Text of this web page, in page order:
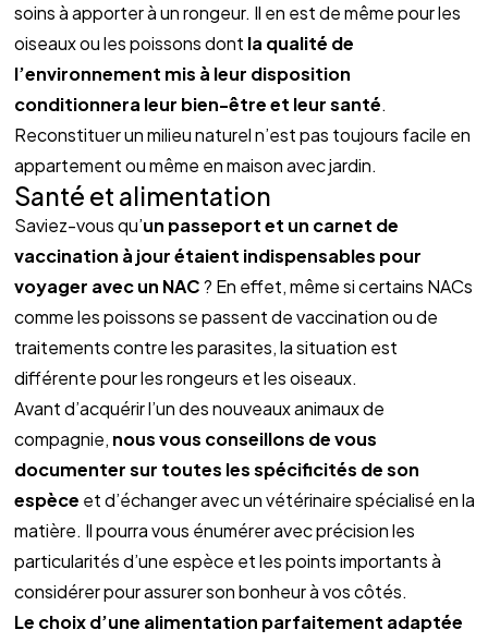
soins à apporter à un rongeur. Il en est de même pour les
oiseaux ou les poissons dont la qualité de
l’environnement mis à leur disposition
conditionnera leur bien-être et leur santé.
Reconstituer un milieu naturel n’est pas toujours facile en
appartement ou même en maison avec jardin.
Santé et alimentation
Saviez-vous qu’un passeport et un carnet de
vaccination à jour étaient indispensables pour
voyager avec un NAC ? En effet, même si certains NACs
comme les poissons se passent de vaccination ou de
traitements contre les parasites, la situation est
différente pour les rongeurs et les oiseaux.
Avant d’acquérir l’un des nouveaux animaux de
compagnie, nous vous conseillons de vous
documenter sur toutes les spécificités de son
espèce et d’échanger avec un vétérinaire spécialisé en la
matière. Il pourra vous énumérer avec précision les
particularités d’une espèce et les points importants à
considérer pour assurer son bonheur à vos côtés.
Le choix d’une alimentation parfaitement adaptée